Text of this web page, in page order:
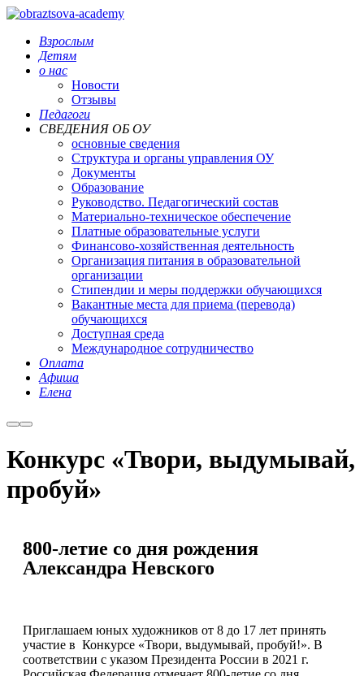
Взрослым
Детям
о нас
Новости
Отзывы
Педагоги
СВЕДЕНИЯ ОБ ОУ
основные сведения
Структура и органы управления ОУ
Документы
Образование
Руководство. Педагогический состав
Материально-техническое обеспечение
Платные образовательные услуги
Финансово-хозяйственная деятельность
Организация питания в образовательной
организации
Стипендии и меры поддержки обучающихся
Вакантные места для приема (перевода)
обучающихся
Доступная среда
Международное сотрудничество
Оплата
Афиша
Елена
Конкурс «Твори, выдумывай,
пробуй»
800-летие со дня рождения
Александра Невского
Приглашаем юных художников от 8 до 17 лет принять
участие в Конкурсе «Твори, выдумывай, пробуй!». В
соответствии с указом Президента России в 2021 г.